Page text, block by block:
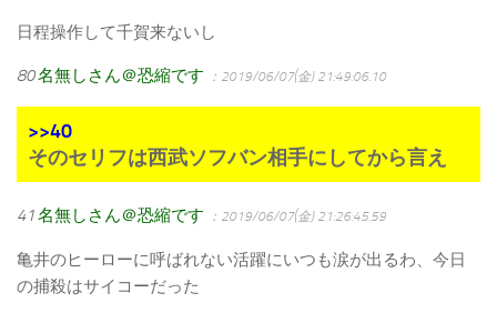
日程操作して千賀来ないし
80名無しさん＠恐縮です ：2019/06/07(金) 21:49:06.10
>>40
そのセリフは西武ソフバン相手にしてから言え
41名無しさん＠恐縮です ：2019/06/07(金) 21:26:45.59
亀井のヒーローに呼ばれない活躍にいつも涙が出るわ、今日
の捕殺はサイコーだった